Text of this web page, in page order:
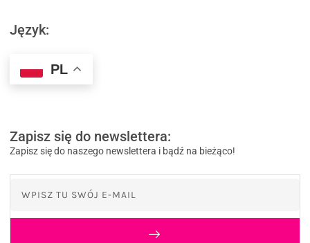
Język:
PL
Zapisz się do newslettera:
Zapisz się do naszego newslettera i bądź na bieżąco!